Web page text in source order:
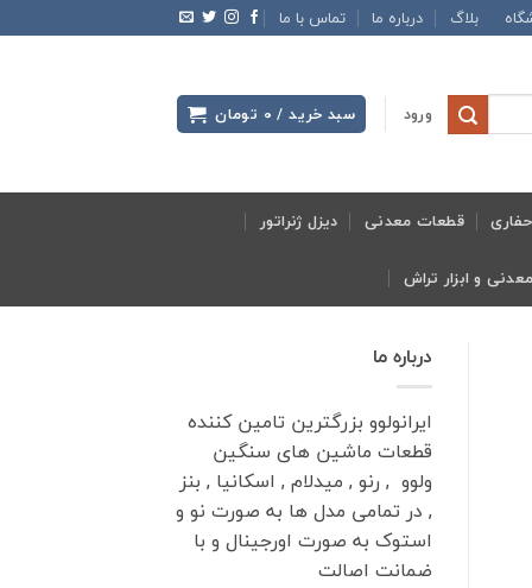
بلاگ درباره ما تماس با ما
ورود سبد خرید / 0 تومان
قطعات معدنی دیزل ژنراتور
درباره ما
ایرانولوو بزرگترین تامین کننده
قطعات ماشین های سنگین
ولوو , رنو , میدلام , اسکانیا , بنز
, در تمامی مدل ها به صورت نو و
استوک به صورت اورجینال و با
ضمانت اصالت